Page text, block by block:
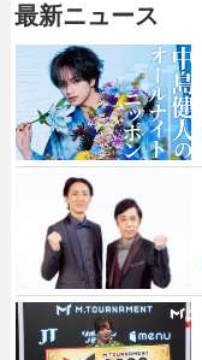
最新ニュース